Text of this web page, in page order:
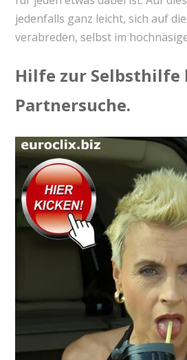
jedenfalls ganz leicht, sich auf
verabreden, selbst im
Hilfe zur Selbsthilfe
Partnersuche.